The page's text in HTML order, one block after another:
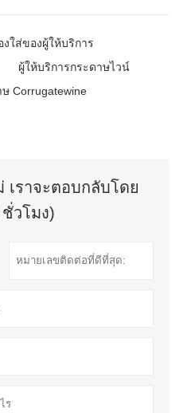
งใส่ของผู้ให้บริการ
ผู้ให้บริการกระดาษไวน์
Corrugatewine
เราจะตอบกลับโดย
วโมง)